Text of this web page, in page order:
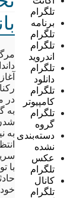
تلگرام
برنامه
تلگرام
تلگرام
اندروید
تلگرام
دانلود
تلگرام
کامپیوتر
تلگرام
گروه
دسته‌بندی
نشده
عکس
تلگرام
کانال
تلگرام
در
به
به
با